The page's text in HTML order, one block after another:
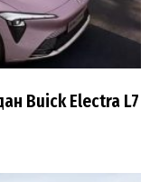
Buick Electra L7